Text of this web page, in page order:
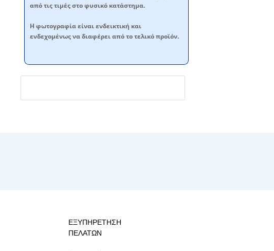
από τις τιμές στο φυσικό κατάστημα.
Η φωτογραφία είναι ενδεικτική και
ενδεχομένως να διαφέρει από το τελικό προϊόν.
ΕΞΥΠΗΡΕΤΗΣΗ
ΠΕΛΑΤΩΝ